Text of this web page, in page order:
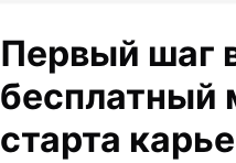
Первый шаг
бесплатный
старта